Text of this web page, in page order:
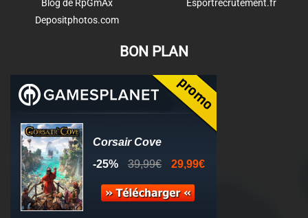
Blog de RpGmAx
Depositphotos.com
Esportrecrutement.fr
BON PLAN